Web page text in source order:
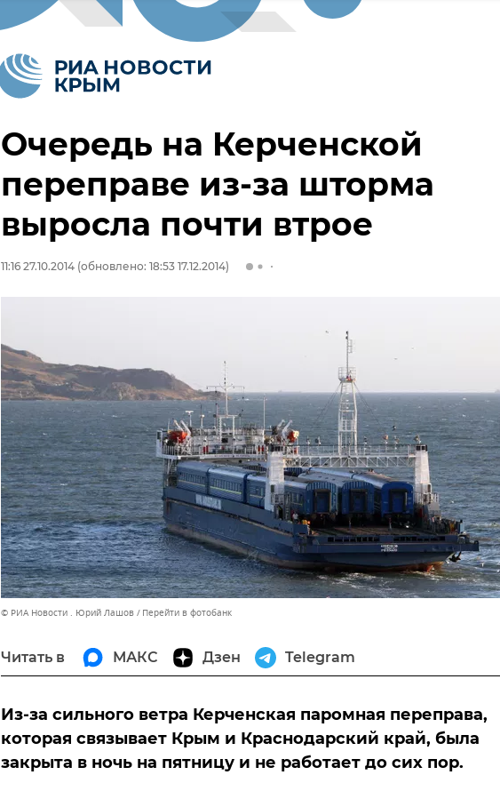
Очередь на Керченской
переправе из-за шторма
выросла почти втрое
11:16 27.10.2014 (обновлено: 18:53 17.12.2014)
© РИА Новости . Юрий Лашов Перейти в фотобанк
Читать в МАКС Дзен Telegram
Из-за сильного ветра Керченская паромная переправа,
которая связывает Крым и Краснодарский край, была
закрыта в ночь на пятницу и не работает до сих пор.